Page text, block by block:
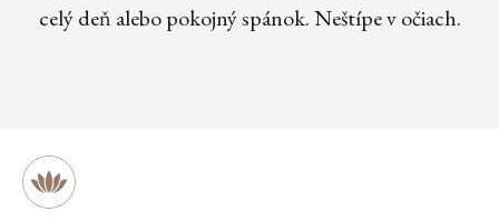
celý deň alebo pokojný spánok. Neštípe v očiach.